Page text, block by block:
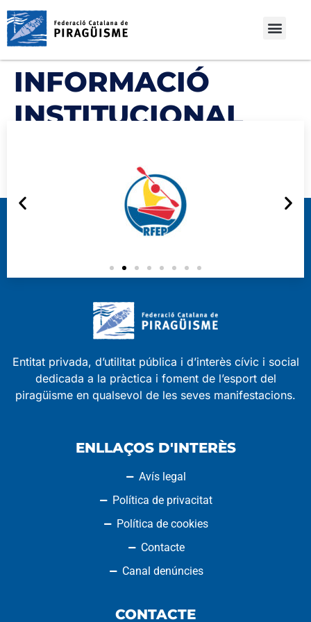
INFORMACIÓ
INSTITUCIONAL
Entitat privada, d’utilitat pública i d’interès cívic i social
dedicada a la pràctica i foment de l’esport del
piragüisme en qualsevol de les seves manifestacions.
ENLLAÇOS D'INTERÈS
Avís legal
Política de privacitat
Política de cookies
Contacte
Canal denúncies
CONTACTE